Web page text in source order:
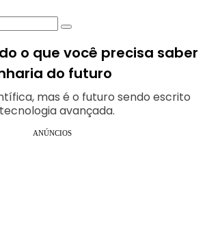
Procurar
o que você precisa saber
do futuro
mas é o futuro sendo escrito
avançada.
ANÚNCIOS